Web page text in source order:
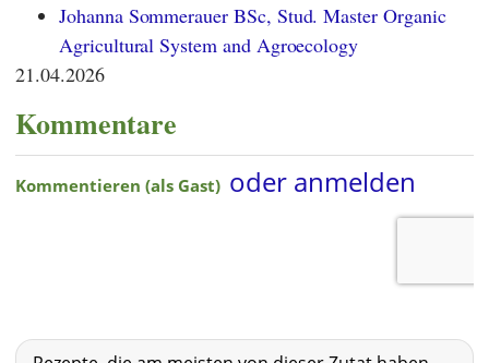
Johanna Sommerauer BSc, Stud. Master Organic
Agricultural System and Agroecology
21.04.2026
Kommentare